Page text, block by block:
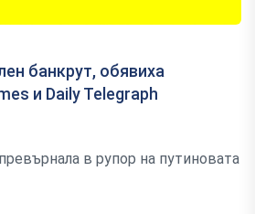
банкрут, обявиха
и Daily Telegraph
в рупор на путиновата